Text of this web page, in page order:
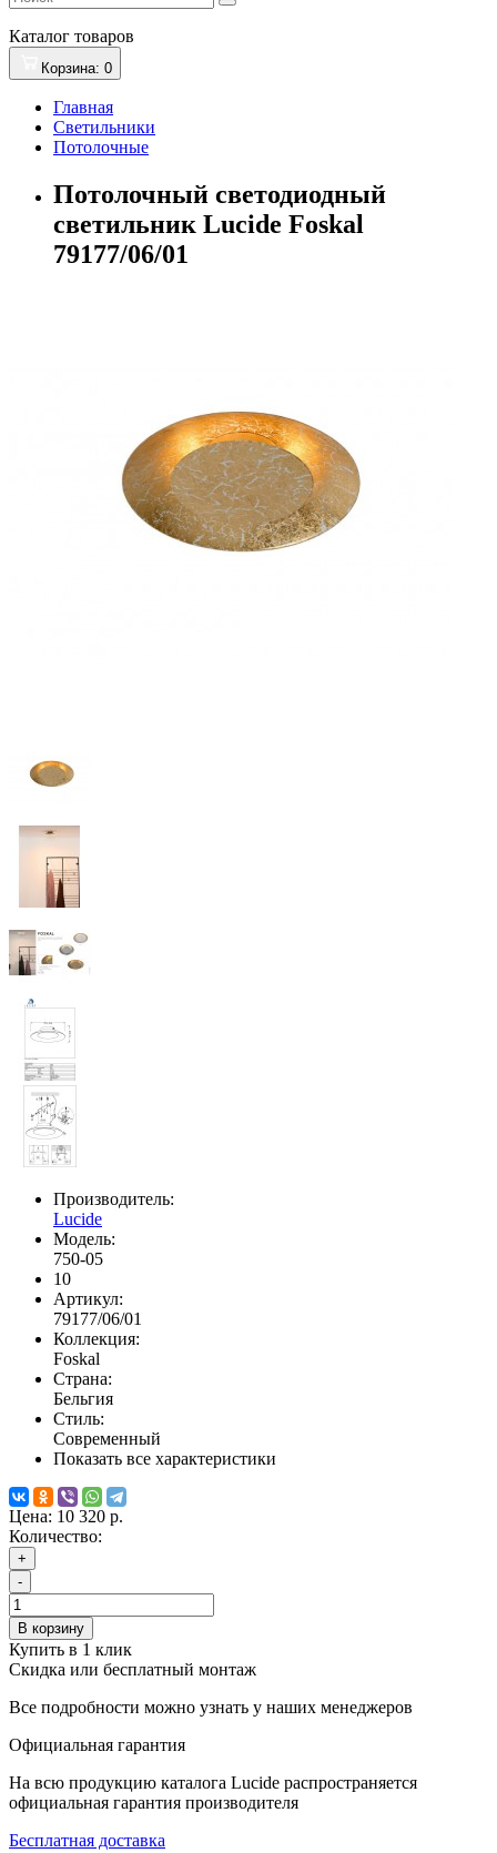
Каталог товаров
Корзина: 0
Главная
Светильники
Потолочные
Потолочный светодиодный
светильник Lucide Foskal
79177/06/01
Производитель:
Lucide
Модель:
750-05
10
Артикул:
79177/06/01
Коллекция:
Foskal
Страна:
Бельгия
Стиль:
Современный
Показать все характеристики
Цена: 10 320 р.
Количество:
+
-
В корзину
Купить в 1 клик
Скидка или бесплатный монтаж
Все подробности можно узнать у наших менеджеров
Официальная гарантия
На всю продукцию каталога Lucide распространяется
официальная гарантия производителя
Бесплатная доставка